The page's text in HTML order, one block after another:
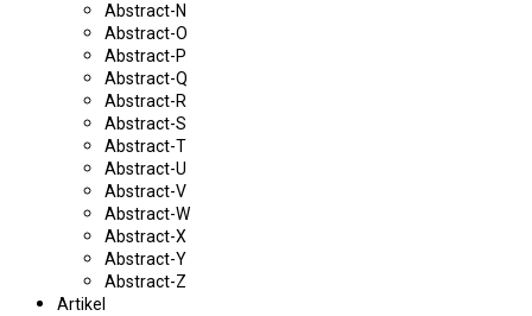
Abstract-N
Abstract-O
Abstract-P
Abstract-Q
Abstract-R
Abstract-S
Abstract-T
Abstract-U
Abstract-V
Abstract-W
Abstract-X
Abstract-Y
Abstract-Z
Artikel